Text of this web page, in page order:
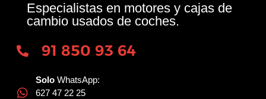
Especialistas en motores y cajas de
cambio usados de coches.
91 850 93 64
Solo WhatsApp:
627 47 22 25